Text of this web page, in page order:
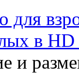
для
в HD
и